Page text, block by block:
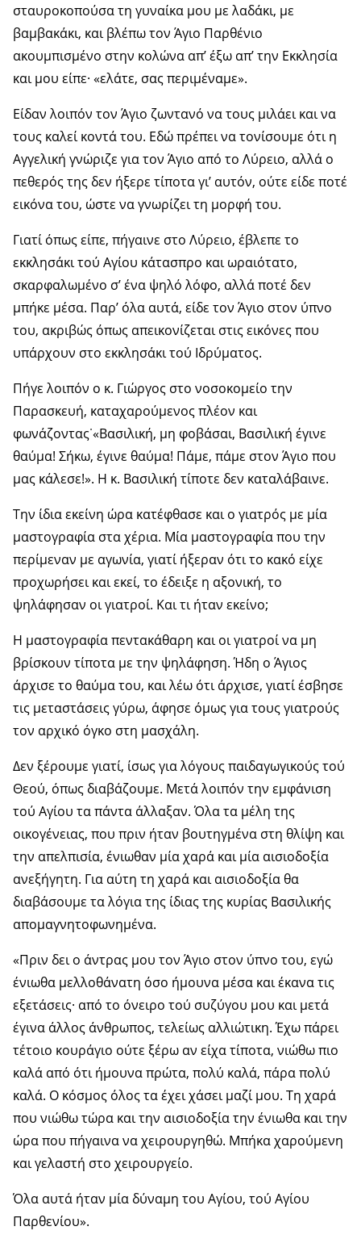
σταυροκοπούσα τη γυναίκα μου με λαδάκι, με
βαμβακάκι, και βλέπω τον Άγιο Παρθένιο
ακουμπισμένο στην κολώνα απ’ έξω απ’ την Εκκλησία
και μου είπε· «ελάτε, σας περιμέναμε».
Είδαν λοιπόν τον Άγιο ζωντανό να τους μιλάει και να
τους καλεί κοντά του. Εδώ πρέπει να τονίσουμε ότι η
Αγγελική γνώριζε για τον Άγιο από το Λύρειο, αλλά ο
πεθερός της δεν ήξερε τίποτα γι’ αυτόν, ούτε είδε ποτέ
εικόνα του, ώστε να γνωρίζει τη μορφή του.
Γιατί όπως είπε, πήγαινε στο Λύρειο, έβλεπε το
εκκλησάκι τού Αγίου κάτασπρο και ωραιότατο,
σκαρφαλωμένο σ’ ένα ψηλό λόφο, αλλά ποτέ δεν
μπήκε μέσα. Παρ’ όλα αυτά, είδε τον Άγιο στον ύπνο
του, ακριβώς όπως απεικονίζεται στις εικόνες που
υπάρχουν στο εκκλησάκι τού Ιδρύματος.
Πήγε λοιπόν ο κ. Γιώργος στο νοσοκομείο την
Παρασκευή, καταχαρούμενος πλέον και
φωνάζοντας˙«Βασιλική, μη φοβάσαι, Βασιλική έγινε
θαύμα! Σήκω, έγινε θαύμα! Πάμε, πάμε στον Άγιο που
μας κάλεσε!». Η κ. Βασιλική τίποτε δεν καταλάβαινε.
Την ίδια εκείνη ώρα κατέφθασε και ο γιατρός με μία
μαστογραφία στα χέρια. Μία μαστογραφία που την
περίμεναν με αγωνία, γιατί ήξεραν ότι το κακό είχε
προχωρήσει και εκεί, το έδειξε η αξονική, το
ψηλάφησαν οι γιατροί. Και τι ήταν εκείνο;
Η μαστογραφία πεντακάθαρη και οι γιατροί να μη
βρίσκουν τίποτα με την ψηλάφηση. Ήδη ο Άγιος
άρχισε το θαύμα του, και λέω ότι άρχισε, γιατί έσβησε
τις μεταστάσεις γύρω, άφησε όμως για τους γιατρούς
τον αρχικό όγκο στη μασχάλη.
Δεν ξέρουμε γιατί, ίσως για λόγους παιδαγωγικούς τού
Θεού, όπως διαβάζουμε. Μετά λοιπόν την εμφάνιση
τού Αγίου τα πάντα άλλαξαν. Όλα τα μέλη της
οικογένειας, που πριν ήταν βουτηγμένα στη θλίψη και
την απελπισία, ένιωθαν μία χαρά και μία αισιοδοξία
ανεξήγητη. Για αύτη τη χαρά και αισιοδοξία θα
διαβάσουμε τα λόγια της ίδιας της κυρίας Βασιλικής
απομαγνητοφωνημένα.
«Πριν δει ο άντρας μου τον Άγιο στον ύπνο του, εγώ
ένιωθα μελλοθάνατη όσο ήμουνα μέσα και έκανα τις
εξετάσεις· από το όνειρο τού συζύγου μου και μετά
έγινα άλλος άνθρωπος, τελείως αλλιώτικη. Έχω πάρει
τέτοιο κουράγιο ούτε ξέρω αν είχα τίποτα, νιώθω πιο
καλά από ότι ήμουνα πρώτα, πολύ καλά, πάρα πολύ
καλά. Ο κόσμος όλος τα έχει χάσει μαζί μου. Τη χαρά
που νιώθω τώρα και την αισιοδοξία την ένιωθα και την
ώρα που πήγαινα να χειρουργηθώ. Μπήκα χαρούμενη
και γελαστή στο χειρουργείο.
Όλα αυτά ήταν μία δύναμη του Αγίου, τού Αγίου
Παρθενίου».